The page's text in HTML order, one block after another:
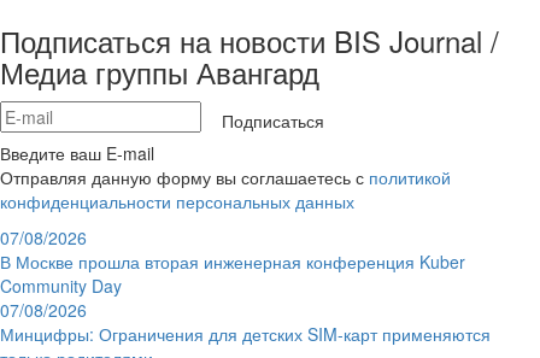
Подписаться на новости BIS Journal /
Медиа группы Авангард
Подписаться
Введите ваш E-mail
Отправляя данную форму вы соглашаетесь с политикой
конфиденциальности персональных данных
07/08/2026
В Москве прошла вторая инженерная конференция Kuber
Community Day
07/08/2026
Минцифры: Ограничения для детских SIM-карт применяются